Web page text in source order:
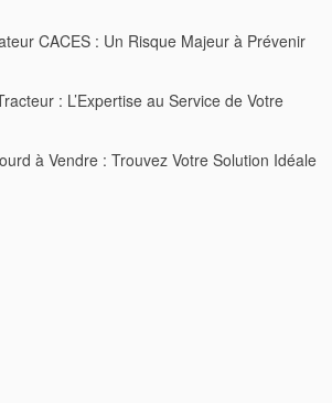
CACES : Un Risque Majeur à Prévenir
: L’Expertise au Service de Votre
à Vendre : Trouvez Votre Solution Idéale